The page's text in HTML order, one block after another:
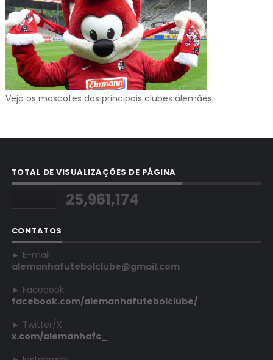
Veja os mascotes dos principais clubes alemães
TOTAL DE VISUALIZAÇÕES DE PÁGINA
25,961,174
CONTATOS
► E-mail:
alemanhafutebolclube@gmail.com
► Facebook:
facebook.com/alemanhafutebolclube/
► Twitter/X:
x.com/alemanhafc_